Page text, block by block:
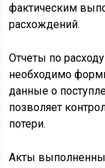
фактическим
расхождений.
Отчеты по
необходимо
данные о
позволяет
потери.
Акты